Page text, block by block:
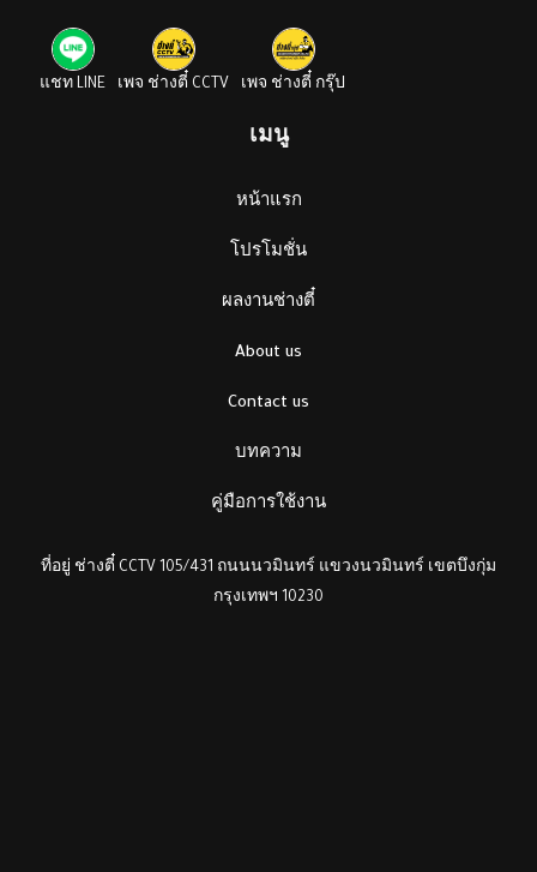
แชท LINE เพจ ช่างตี๋ CCTV เพจ ช่างตี๋ กรุ๊ป
เมนู
หน้าแรก
โปรโมชั่น
ผลงานช่างตี๋
About us
Contact us
บทความ
คู่มือการใช้งาน
ที่อยู่ ช่างตี๋ CCTV 105/431 ถนนนวมินทร์ แขวงนวมินทร์ เขตบึงกุ่ม
กรุงเทพฯ 10230